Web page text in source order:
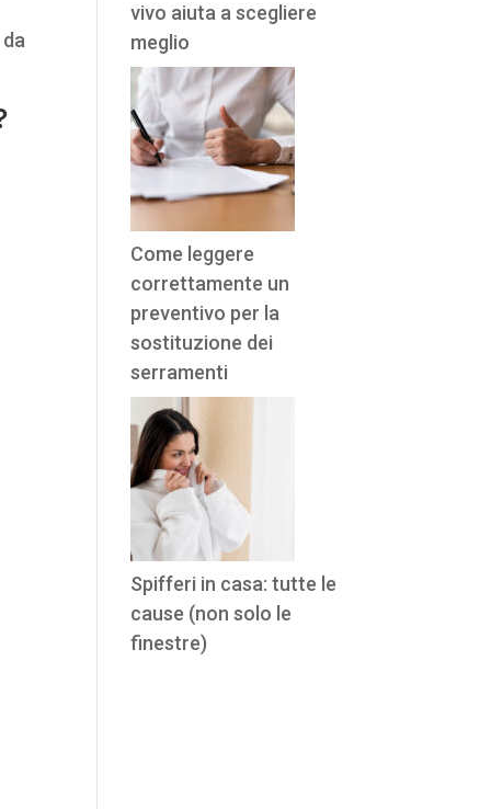
vivo aiuta a scegliere
meglio
Come leggere
correttamente un
preventivo per la
sostituzione dei
serramenti
Spifferi in casa: tutte le
cause (non solo le
finestre)